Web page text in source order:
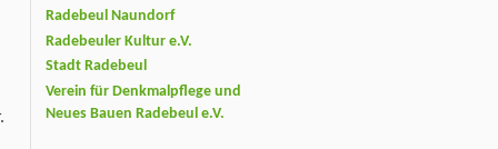
Radebeul Naundorf
Radebeuler Kultur e.V.
Stadt Radebeul
Verein für Denkmalpflege und
Neues Bauen Radebeul e.V.